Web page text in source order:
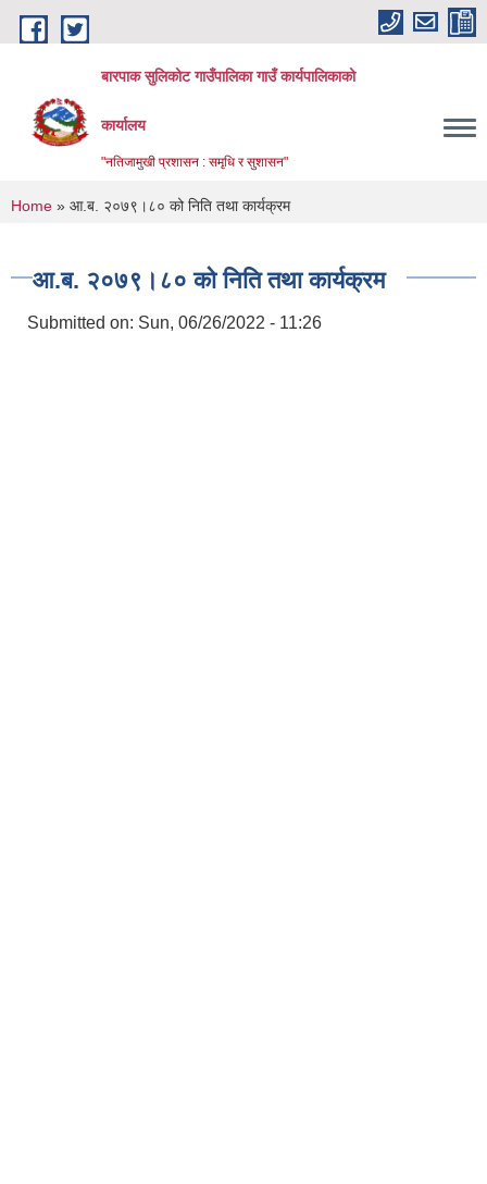
Skip to main content
बारपाक सुलिकोट गाउँपालिका गाउँ कार्यपालिकाको
कार्यालय
"नतिजामुखी प्रशासन : समृधि र सुशासन"
You are here
Home » आ.ब. २०७९।८० को निति तथा कार्यक्रम
आ.ब. २०७९।८० को निति तथा कार्यक्रम
Submitted on: Sun, 06/26/2022 - 11:26